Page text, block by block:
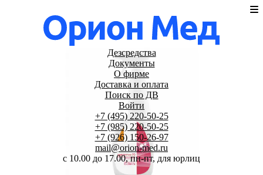
Дезсредства
Документы
О фирме
Доставка и оплата
Поиск по ДВ
Войти
+7 (495) 220-50-25
+7 (985) 220-50-25
+7 (926) 150-26-97
mail@orion-med.ru
c 10.00 до 17.00, пн-пт, для юрлиц